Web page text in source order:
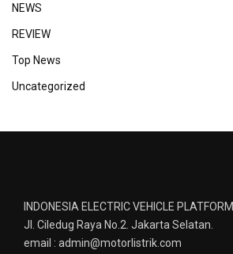
NEWS
REVIEW
Top News
Uncategorized
INDONESIA ELECTRIC VEHICLE PLATFORM
Jl. Ciledug Raya No.2. Jakarta Selatan.
email : admin@motorlistrik.com